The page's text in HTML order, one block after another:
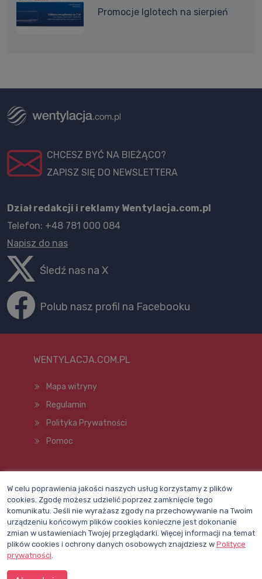
Promocje Iglotech na sierpień
CHCESZ BYĆ NA BIEŻĄCO?
ZAPISZ SIĘ DO NEWSLETTERA
Dział redakcji i reklamy Wentylacja.com.pl
Telefon: +48 781 000 084
Napisz do nas
Śledź nas na X
Polub nasz profil na Facebooku
WENTYLACJA.COM.PL
Mapa witryny
Regulamin
Polityka Prywatności
Pomoc
W celu poprawienia jakości naszych usług korzystamy z plików
cookies. Zgodę możesz udzielić poprzez zamknięcie tego
komunikatu. Jeśli nie wyrażasz zgody na przechowywanie na Twoim
urządzeniu końcowym plików cookies konieczne jest dokonanie
zmian w ustawieniach Twojej przeglądarki. Więcej informacji na temat
plików cookies i ochrony danych osobowych znajdziesz w Polityce
prywatności.